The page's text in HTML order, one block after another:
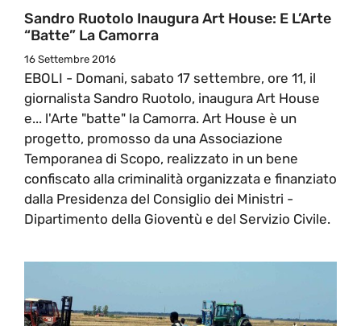
Sandro Ruotolo Inaugura Art House: E L’Arte
“batte” La Camorra
16 Settembre 2016
EBOLI - Domani, sabato 17 settembre, ore 11, il
giornalista Sandro Ruotolo, inaugura Art House
e... l'Arte "batte" la Camorra. Art House è un
progetto, promosso da una Associazione
Temporanea di Scopo, realizzato in un bene
confiscato alla criminalità organizzata e finanziato
dalla Presidenza del Consiglio dei Ministri -
Dipartimento della Gioventù e del Servizio Civile.